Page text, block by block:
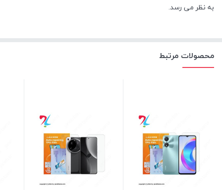
به نظر می رسد.
محصولات مرتبط